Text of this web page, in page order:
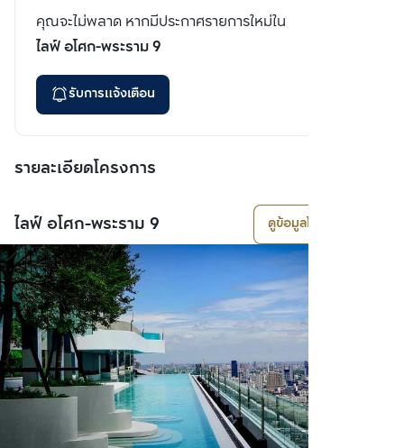
คุณจะไม่พลาด หากมีประกาศรายการใหม่ใน
ไลฟ์ อโศก-พระราม 9
รับการแจ้งเตือน
รายละเอียดโครงการ
ไลฟ์ อโศก-พระราม 9 ดูข้อมูลโครงการ